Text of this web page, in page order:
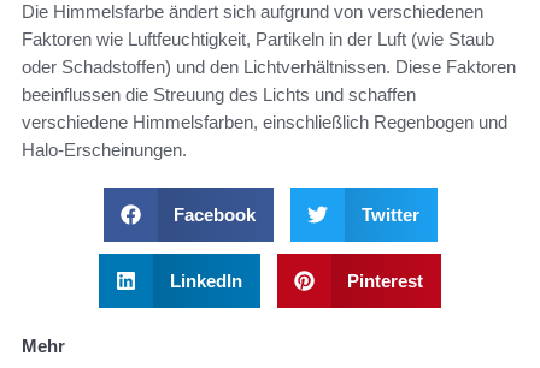
Die Himmelsfarbe ändert sich aufgrund von verschiedenen
Faktoren wie Luftfeuchtigkeit, Partikeln in der Luft (wie Staub
oder Schadstoffen) und den Lichtverhältnissen. Diese Faktoren
beeinflussen die Streuung des Lichts und schaffen
verschiedene Himmelsfarben, einschließlich Regenbogen und
Halo-Erscheinungen.
Facebook Twitter
LinkedIn Pinterest
Mehr